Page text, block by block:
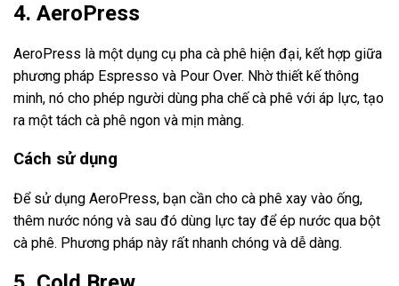
4. AeroPress
AeroPress là một dụng cụ pha cà phê hiện đại, kết hợp giữa
phương pháp Espresso và Pour Over. Nhờ thiết kế thông
minh, nó cho phép người dùng pha chế cà phê với áp lực, tạo
ra một tách cà phê ngon và mịn màng.
Cách sử dụng
Để sử dụng AeroPress, bạn cần cho cà phê xay vào ống,
thêm nước nóng và sau đó dùng lực tay để ép nước qua bột
cà phê. Phương pháp này rất nhanh chóng và dễ dàng.